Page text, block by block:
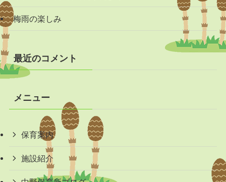
梅雨の楽しみ
最近のコメント
メニュー
保育案内
施設紹介